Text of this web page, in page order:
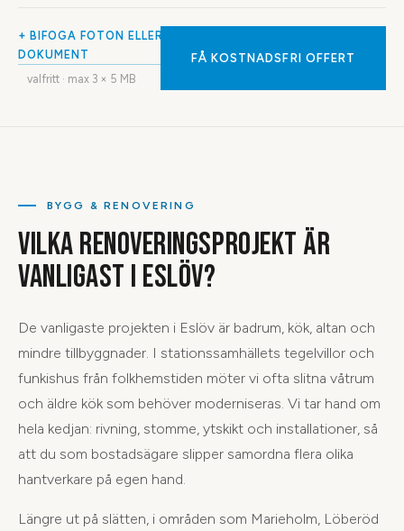
+ BIFOGA FOTON ELLER
DOKUMENT
valfritt · max 3 × 5 MB
FÅ KOSTNADSFRI OFFERT
BYGG & RENOVERING
VILKA RENOVERINGSPROJEKT ÄR
VANLIGAST I ESLÖV?
De vanligaste projekten i Eslöv är badrum, kök, altan och
mindre tillbyggnader. I stationssamhällets tegelvillor och
funkishus från folkhemstiden möter vi ofta slitna våtrum
och äldre kök som behöver moderniseras. Vi tar hand om
hela kedjan: rivning, stomme, ytskikt och installationer, så
att du som bostadsägare slipper samordna flera olika
hantverkare på egen hand.
Längre ut på slätten, i områden som Marieholm, Löberöd